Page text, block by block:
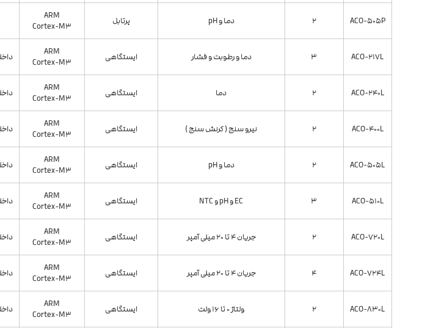
ACO-505P
2 دما و pH پرتابل
ARM
Cortex-M3
ACO-217L
3 دما و رطوبت و فشار ایستگاهی
ARM
Cortex-M3
ACO-240L
2 دما ایستگاهی
ARM
Cortex-M3
ACO-400L
2 نیرو سنج ( کرنش سنج ) ایستگاهی
ARM
Cortex-M3
ACO-505L
2 دما و pH ایستگاهی
ARM
Cortex-M3
ACO-510L
3 EC و pH و NTC ایستگاهی
ARM
Cortex-M3
ACO-720L
2 جریان 4 تا 20 میلی آمپر ایستگاهی
ARM
Cortex-M3
ACO-724L
4 جریان 4 تا 20 میلی آمپر ایستگاهی
ARM
Cortex-M3
ACO-830L
2 ولتاژ 0 تا 16 ولت ایستگاهی
ARM
Cortex-M3